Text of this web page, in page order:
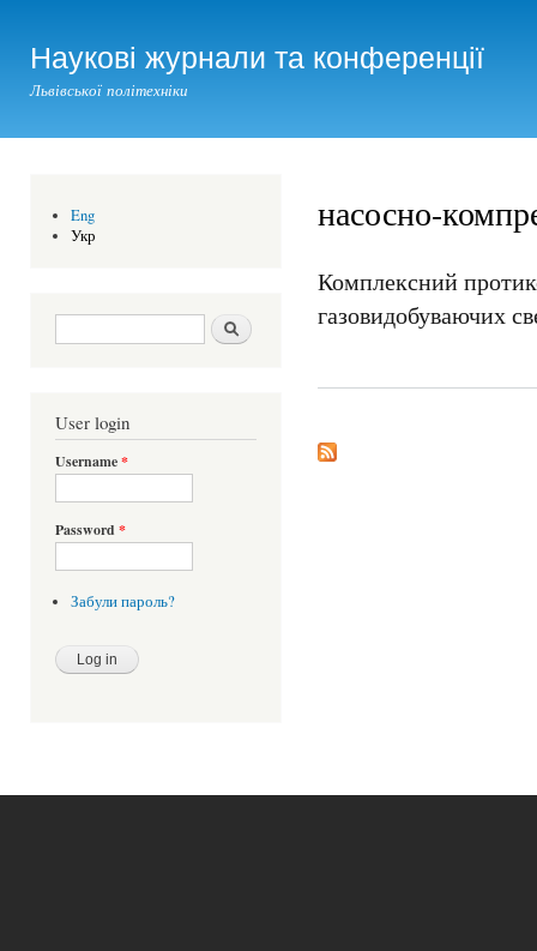
Наукові журнали та конференції
Львівської політехніки
Eng
Укр
Search form Шукати
User login
Username*
Password *
Забули пароль?
насосно-
Комплексний
газовидобуваючих